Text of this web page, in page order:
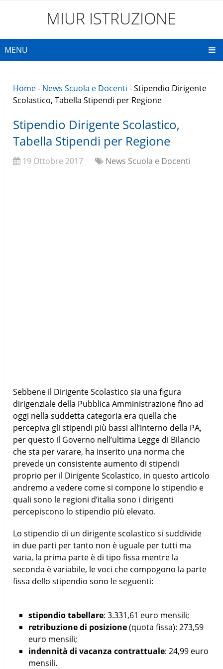
MIUR ISTRUZIONE
MENU
Home- News Scuola e Docenti -Stipendio Dirigente
Scolastico, Tabella Stipendi per Regione
Stipendio Dirigente Scolastico,
Tabella Stipendi per Regione
19 Ottobre 2017 News Scuola e Docenti
Sebbene il Dirigente Scolastico sia una figura
dirigenziale della Pubblica Amministrazione fino ad
oggi nella suddetta categoria era quella che
percepiva gli stipendi più bassi all’interno della PA,
per questo il Governo nell’ultima Legge di Bilancio
che sta per varare, ha inserito una norma che
prevede un consistente aumento di stipendi
proprio per il Dirigente Scolastico, in questo articolo
andremo a vedere come si compone lo stipendio e
quali sono le regioni d’italia sono i dirigenti
percepiscono lo stipendio più elevato.
Lo stipendio di un dirigente scolastico si suddivide
in due parti per tanto non è uguale per tutti ma
varia, la prima parte è di tipo fissa mentre la
seconda è variabile, le voci che compogono la parte
fissa dello stipendio sono le seguenti:
stipendio tabellare: 3.331,61 euro mensili;
retribuzione di posizione(quota fissa): 273,59
euro mensili;
indennità di vacanza contrattuale: 24,99 euro
mensili.